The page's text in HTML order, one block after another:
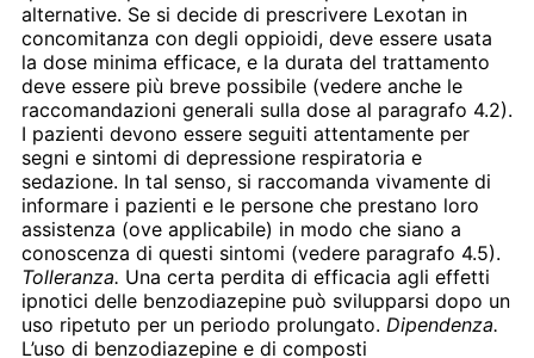
alternative. Se si decide di prescrivere Lexotan in
concomitanza con degli oppioidi, deve essere usata
la dose minima efficace, e la durata del trattamento
deve essere più breve possibile (vedere anche le
raccomandazioni generali sulla dose al paragrafo 4.2).
I pazienti devono essere seguiti attentamente per
segni e sintomi di depressione respiratoria e
sedazione. In tal senso, si raccomanda vivamente di
informare i pazienti e le persone che prestano loro
assistenza (ove applicabile) in modo che siano a
conoscenza di questi sintomi (vedere paragrafo 4.5).
Tolleranza. Una certa perdita di efficacia agli effetti
ipnotici delle benzodiazepine può svilupparsi dopo un
uso ripetuto per un periodo prolungato. Dipendenza.
L’uso di benzodiazepine e di composti